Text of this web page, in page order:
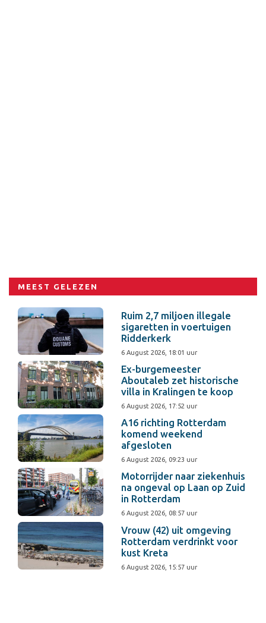
MEEST GELEZEN
Ruim 2,7 miljoen illegale
sigaretten in voertuigen
Ridderkerk
6 August 2026, 18:01 uur
Ex-burgemeester
Aboutaleb zet historische
villa in Kralingen te koop
6 August 2026, 17:52 uur
A16 richting Rotterdam
komend weekend
afgesloten
6 August 2026, 09:23 uur
Motorrijder naar ziekenhuis
na ongeval op Laan op Zuid
in Rotterdam
6 August 2026, 08:57 uur
Vrouw (42) uit omgeving
Rotterdam verdrinkt voor
kust Kreta
6 August 2026, 15:57 uur